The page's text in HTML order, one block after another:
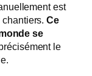
est
chantiers.Ce
se
le